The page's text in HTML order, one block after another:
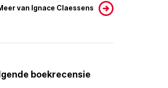
van Ignace Claessens
boekrecensie